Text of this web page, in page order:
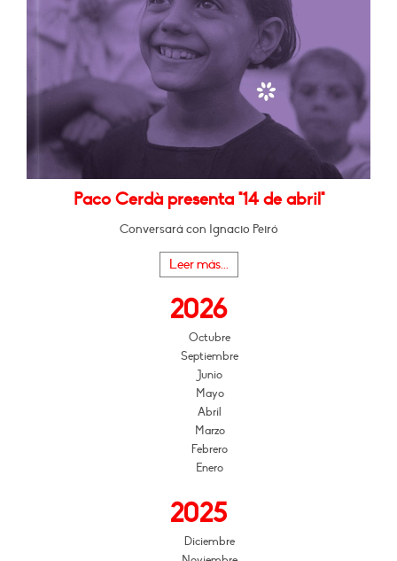
Paco Cerdà presenta "14 de abril"
Conversará con Ignacio Peiró
Leer más...
2026
Octubre
Septiembre
Junio
Mayo
Abril
Marzo
Febrero
Enero
2025
Diciembre